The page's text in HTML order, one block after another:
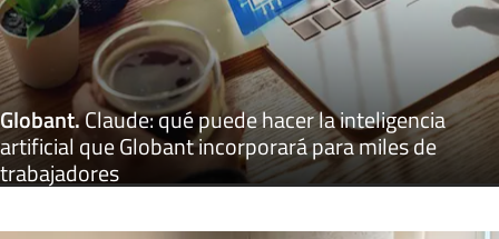
Globant.Claude: qué puede hacer la inteligencia
artificial que Globant incorporará para miles de
trabajadores